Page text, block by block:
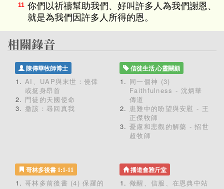
11 你們以祈禱幫助我們、好叫許多人為我們謝恩、
就是為我們因許多人所得的恩。
陳傳華牧師博士
AI、UAP與末世：僥倖
或挺身昂首
門徒的天國使命
撒該：尋回真我
信徒生活,心靈關顧
同一個神 (3)
Faithfulness - 沈炳華
傳道
患難中的盼望與安慰 - 王
正傑牧師
憂慮和悲觀的解藥 - 招世
超牧師
哥林多後書 1:1-11
哥林多前後書 (4) 保羅的
播道會雅斤堂
儆醒、信服、在恩典中站